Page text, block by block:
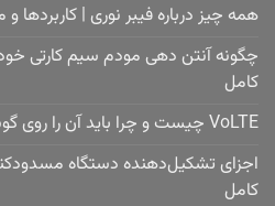
همه چیز درباره فیبر نوری | کاربردها و
چگونه آنتن دهی مودم سیم کارتی
کامل
VoLTE چیست و چرا باید آن را روی گوشی خود فعال کنید؟
اجزای تشکیل‌دهنده دستگاه
کامل